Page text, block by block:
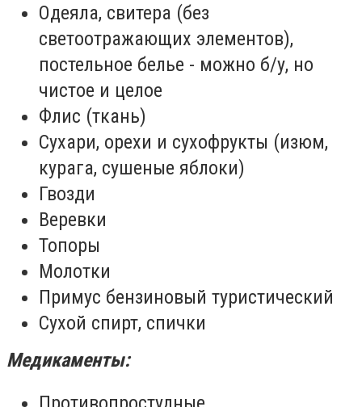
Одеяла, свитера (без
светоотражающих элементов),
постельное белье - можно б/у, но
чистое и целое
Флис (ткань)
Сухари, орехи и сухофрукты (изюм,
курага, сушеные яблоки)
Гвозди
Веревки
Топоры
Молотки
Примус бензиновый туристический
Сухой спирт, спички
Медикаменты: